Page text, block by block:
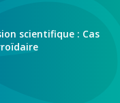
scientifique : Cas